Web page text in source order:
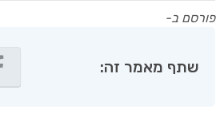
פורסם ב-
שתף מאמר זה: